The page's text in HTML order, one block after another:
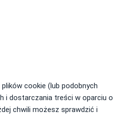
cookie (lub podobnych
i dostarczania treści w oparciu o
chwili możesz sprawdzić i